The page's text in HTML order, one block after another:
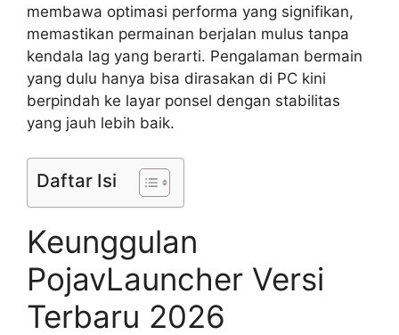
membawa optimasi performa yang signifikan,
memastikan permainan berjalan mulus tanpa
kendala lag yang berarti. Pengalaman bermain
yang dulu hanya bisa dirasakan di PC kini
berpindah ke layar ponsel dengan stabilitas
yang jauh lebih baik.
Daftar Isi
Keunggulan
PojavLauncher Versi
Terbaru 2026